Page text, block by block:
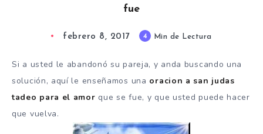
fue
febrero 8, 2017 4 Min de Lectura
Si a usted le abandonó su pareja, y anda buscando una
solución, aquí le enseñamos una oracion a san judas
tadeo para el amor que se fue, y que usted puede hacer
que vuelva.